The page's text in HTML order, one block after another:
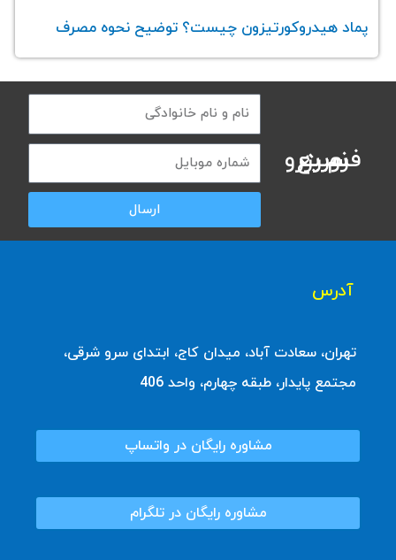
پماد هیدروکورتیزون چیست؟ توضیح نحوه مصرف
فرم رزرو سریع نوبت
ارسال
آدرس
تهران، سعادت آباد، میدان کاج، ابتدای سرو شرقی،
مجتمع پایدار، طبقه چهارم، واحد 406
مشاوره رایگان در واتساپ
مشاوره رایگان در تلگرام